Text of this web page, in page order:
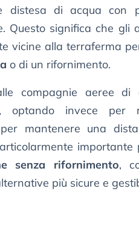
distesa di acqua con
Questo significa che gli
vicine alla terraferma
o di un rifornimento.
compagnie aeree
optando invece
mantenere una
senza rifornimento,
più sicure e